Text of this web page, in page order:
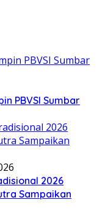
PBVSI Sumbar
2026
Sampaikan